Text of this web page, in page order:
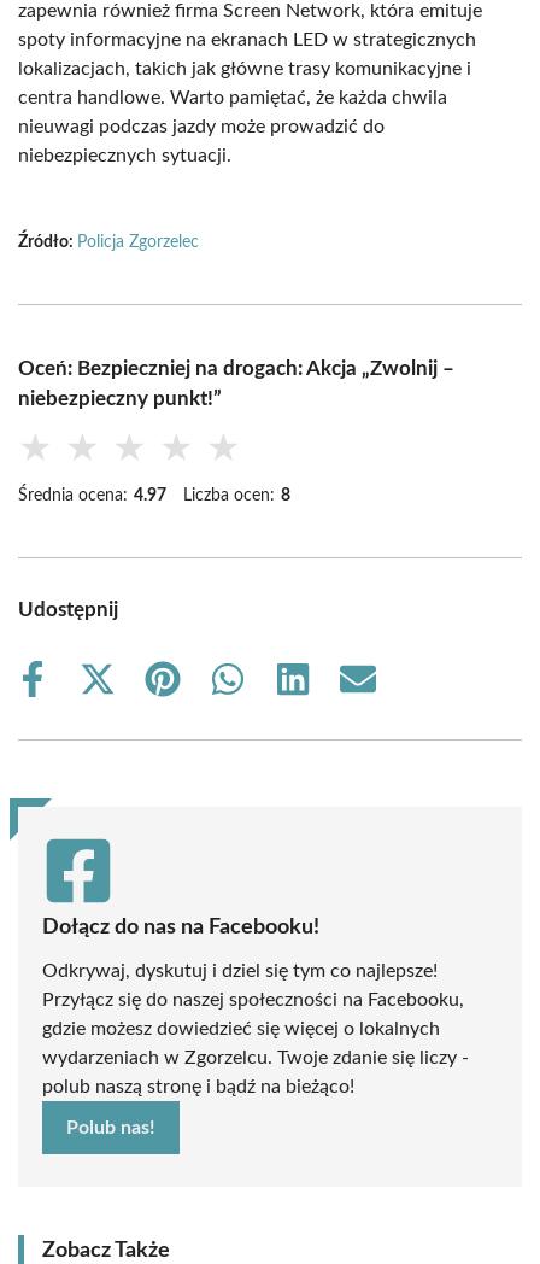
zapewnia również firma Screen Network, która emituje
spoty informacyjne na ekranach LED w strategicznych
lokalizacjach, takich jak główne trasy komunikacyjne i
centra handlowe. Warto pamiętać, że każda chwila
nieuwagi podczas jazdy może prowadzić do
niebezpiecznych sytuacji.
Źródło: Policja Zgorzelec
Oceń: Bezpieczniej na drogach: Akcja „Zwolnij –
niebezpieczny punkt!”
★ ★ ★ ★ ★
Średnia ocena: 4.97 Liczba ocen: 8
Udostępnij
Share
Share
(Twitter)
Share
Share
Share
Share
Dołącz do nas na Facebooku!
Odkrywaj, dyskutuj i dziel się tym co najlepsze!
Przyłącz się do naszej społeczności na Facebooku,
gdzie możesz dowiedzieć się więcej o lokalnych
wydarzeniach w Zgorzelcu. Twoje zdanie się liczy -
polub naszą stronę i bądź na bieżąco!
Polub nas!
Zobacz Także